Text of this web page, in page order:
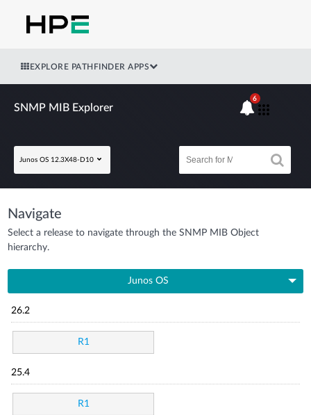
EXPLORE PATHFINDER APPS
SNMP MIB Explorer
Junos OS 12.3X48-D10
6
Navigate
Select a release to navigate through the SNMP MIB Object
hierarchy.
Junos OS
26.2
R1
25.4
R1